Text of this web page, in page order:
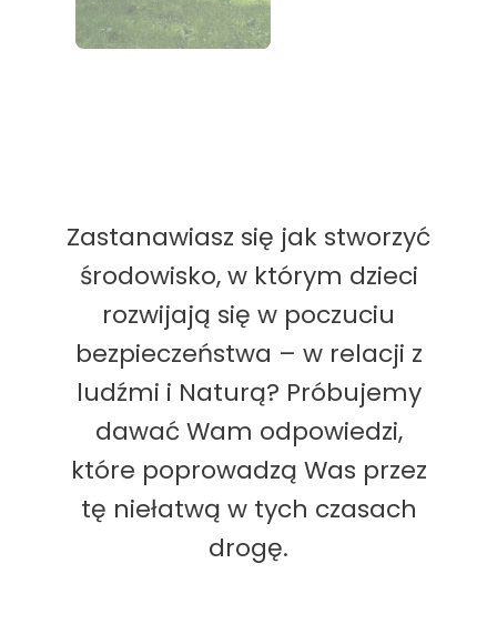
Zastanawiasz się jak stworzyć
środowisko, w którym dzieci
rozwijają się w poczuciu
bezpieczeństwa – w relacji z
ludźmi i Naturą? Próbujemy
dawać Wam odpowiedzi,
które poprowadzą Was przez
tę niełatwą w tych czasach
drogę.